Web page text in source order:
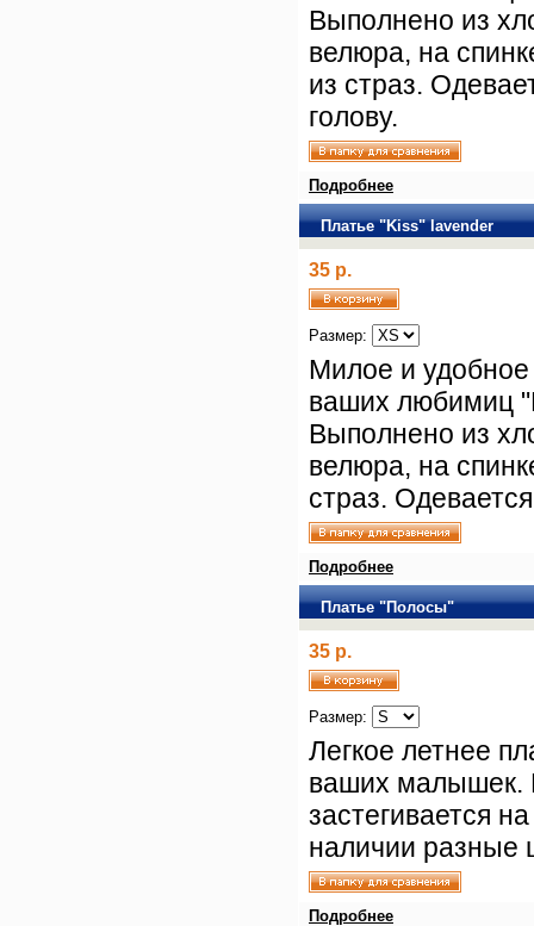
Выполнено из
велюра, на
из страз.
голову.
Подробнее
Платье "Kiss" lavender
35 р.
Размер:
Милое и удобное
ваших любимиц
Выполнено из
велюра, на
страз.
Подробнее
Платье "Полосы"
35 р.
Размер:
Легкое летнее
ваших малышек.
застегивается
наличии разные
Подробнее